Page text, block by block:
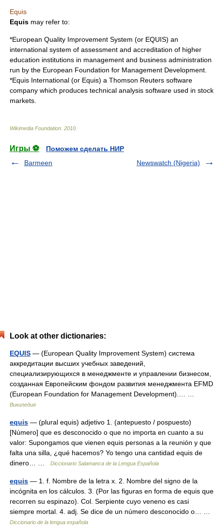
Equis
Equis may refer to:
*European Quality Improvement System (or EQUIS) an
international system of assessment and accreditation of higher
education institutions in management and business administration
run by the European Foundation for Management Development
*Equis International (or Equis) a Thomson Reuters software
company which produces technical analysis software used in stock
markets.
Wikimedia Foundation 2010
Игры ⚽
Поможем сделать НИР
Barmeen
Newswatch (Nigeria)
Look at other dictionaries:
EQUIS — (European Quality Improvement System) система
аккредитации высших учебных заведений,
специализирующихся в менеджменте и управлении бизнесом,
созданная Европейским фондом развития менеджмента EFMD
(European Foundation for Management Development).… …
Википедия
equis — (plural equis) adjetivo 1. (antepuesto / pospuesto)
[Número] que es desconocido o que no importa en cuanto a su
valor: Supongamos que vienen equis personas a la reunión y que
falta una silla, ¿qué hacemos? Yo tengo una cantidad equis de
dinero… …
Diccionario Salamanca de la Lengua Española
equis — 1. f. Nombre de la letra x. 2. Nombre del signo de la
incógnita en los cálculos. 3. (Por las figuras en forma de equis que
recorren su espinazo). Col. Serpiente cuyo veneno es casi
siempre mortal. 4. adj. Se dice de un número desconocido o… …
Diccionario de la lengua española